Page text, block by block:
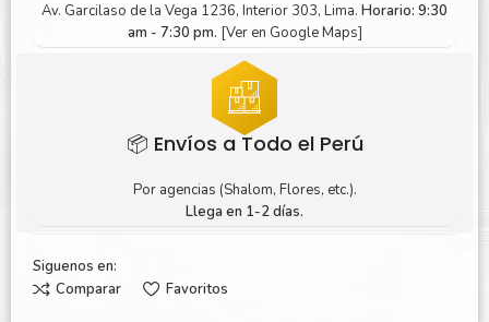
Av. Garcilaso de la Vega 1236, Interior 303, Lima. Horario: 9:30
am - 7:30 pm. [Ver en Google Maps]
📦 Envíos a Todo el Perú
Por agencias (Shalom, Flores, etc.).
Llega en 1-2 días.
Siguenos en:
Comparar
Favoritos